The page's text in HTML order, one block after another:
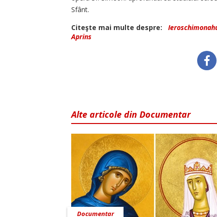
Sfânt.
Citeşte mai multe despre:
Aprins
Alte articole din Documentar
Documentar